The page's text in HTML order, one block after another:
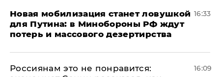
​Новая мобилизация станет ловушкой
для Путина: в Минобороны РФ ждут
потерь и массового дезертирства
16:33
Россиянам это не понравится:
16:09